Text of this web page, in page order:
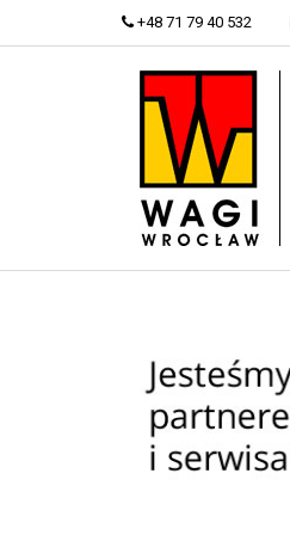
+48 71 79 40 532